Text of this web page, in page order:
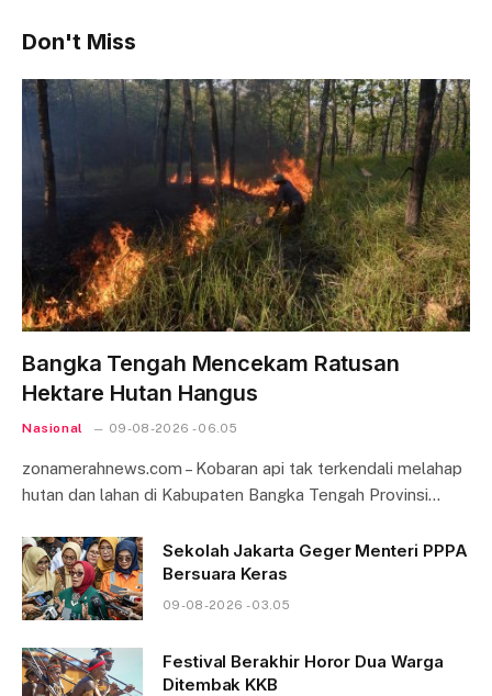
Don't Miss
Bangka Tengah Mencekam Ratusan
Hektare Hutan Hangus
Nasional 09-08-2026 - 06.05
zonamerahnews.com – Kobaran api tak terkendali melahap
hutan dan lahan di Kabupaten Bangka Tengah Provinsi…
Sekolah Jakarta Geger Menteri PPPA
Bersuara Keras
09-08-2026 - 03.05
Festival Berakhir Horor Dua Warga
Ditembak KKB